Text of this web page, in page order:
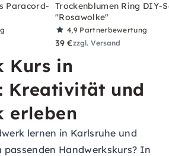
Paracord-
Trockenblumen Ring DIY-
"Rosawolke"
4,9 Partnerbewertung
39 €zzgl. Versand
Kurs in
Kreativität und
erleben
lernen in Karlsruhe und
passenden Handwerkskurs? In